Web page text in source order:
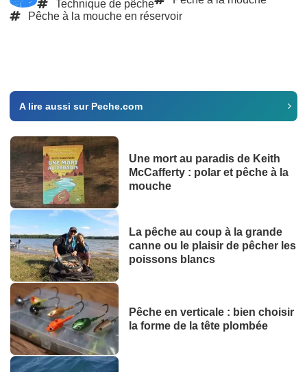
Technique de pêche
Pêche à la mouche en réservoir
A lire aussi sur Peche.com
Une mort au paradis de Keith
McCafferty : polar et pêche à la
mouche
La pêche au coup à la grande
canne ou le plaisir de pêcher les
poissons blancs
Pêche en verticale : bien choisir
la forme de la tête plombée